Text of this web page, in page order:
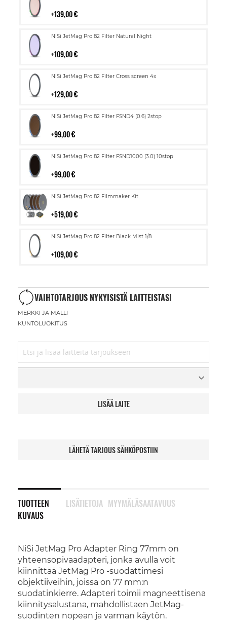
139,00 €
NiSi JetMag Pro 82 Filter Natural Night
109,00 €
Lisää
NiSi JetMag Pro 82 Filter Cross screen 4x
129,00 €
Lisää
NiSi JetMag Pro 82 Filter FSND4 (0.6) 2stop
99,00 €
Lisää
NiSi JetMag Pro 82 Filter FSND1000 (3.0) 10stop
99,00 €
Lisää
NiSi JetMag Pro 82 Filmmaker Kit
519,00 €
Lisää
NiSi JetMag Pro 82 Filter Black Mist 1/8
109,00 €
Lisää
VAIHTOTARJOUS NYKYISISTÄ LAITTEISTASI
MERKKI JA MALLI
KUNTOLUOKITUS
LISÄÄ LAITE
LÄHETÄ TARJOUS SÄHKÖPOSTIIN
TUOTTEEN
KUVAUS
NiSi JetMag Pro Adapter Ring 77mm on
yhteensopivaadapteri, jonka avulla voit
kiinnittää JetMag Pro -suodattimesi
objektiiveihin, joissa on 77 mm:n
suodatinkierre. Adapteri toimii magneettisena
kiinnitysalustana, mahdollistaen JetMag-
suodinten nopean ja varman käytön.
LISÄTIETOJA MYYMÄLÄSAATAVUUS